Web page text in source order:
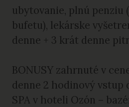
ubytovanie, plnú penziu
bufetu), lekárske
denne + 3 krát denne
BONUSY zahrnuté v
denne 2 hodinový vstup
SPA v hoteli Ozón –